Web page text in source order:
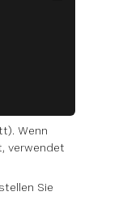
Wenn
verwendet
Sie